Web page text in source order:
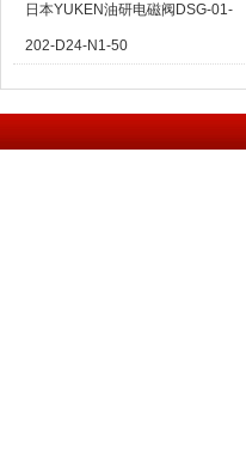
日本YUKEN油研电磁阀DSG-01-
202-D24-N1-50